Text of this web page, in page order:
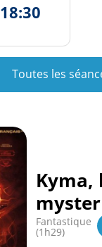
18:30
Toutes les
Kyma,
Fantastique
(1h29)